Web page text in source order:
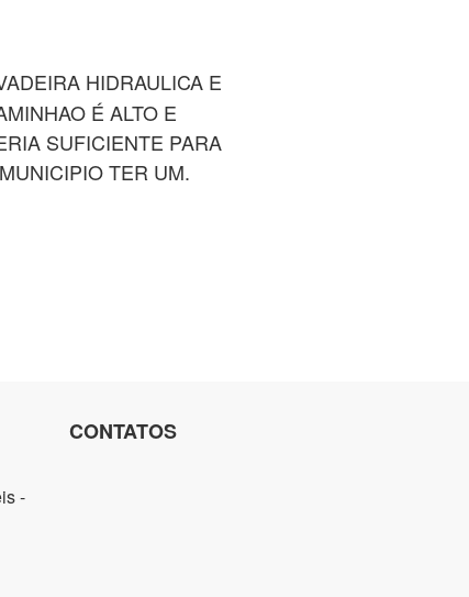
HIDRAULICA E
É ALTO E
SUFICIENTE PARA
TER UM.
-
CONTATOS